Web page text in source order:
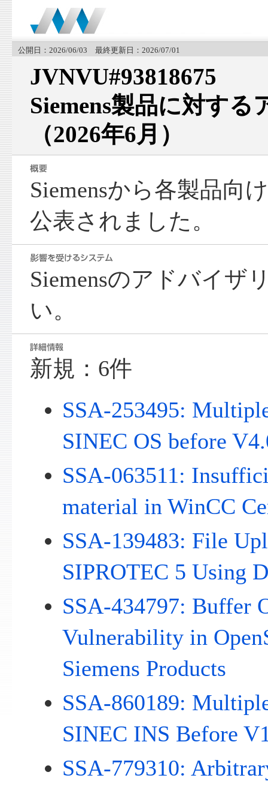
公開日：2026/06/03 最終更新日：2026/07/01
JVNVU#93818675
Siemens製品に対する
（2026年6月）
Siemensから各製品向
公表されました。
Siemensのアドバイザ
い。
新規：6件
SSA-253495:
SINEC OS before
SSA-063511:
material in WinCC
SSA-139483: File
SIPROTEC 5 Using
SSA-434797: Buffer
Vulnerability in
Siemens Products
SSA-860189:
SINEC INS Before
SSA-779310: